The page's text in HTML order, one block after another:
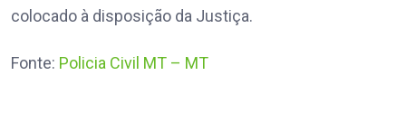
colocado à disposição da Justiça.
Fonte: Policia Civil MT – MT